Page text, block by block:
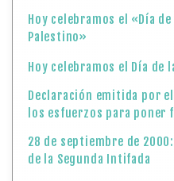
Hoy celebramos el «Día
Palestino»
Hoy celebramos el Día de
Declaración emitida por
los esfuerzos para poner
28 de septiembre de
de la Segunda Intifada